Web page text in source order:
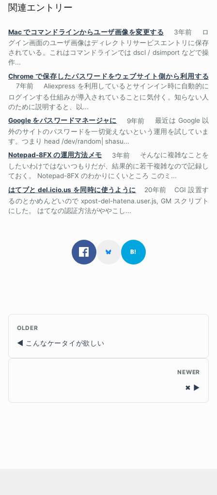
関連エントリー
Mac でコマンドラインからユーザ画像を変更する 3年前
ロ
グイン画面のユーザ画像はディレクトリサービスエントリに保存
されている。これはコマンドラインでは dscl / dsimport などで操
作...
Chrome で保存したパスワードをウェブサイト側から利用する
7年前
Aliexpress を利用しているとサインイン時に自動的に
ログインする仕組みが導入されていることに気付く。知らない人
のために説明すると、以...
Google をパスワードマネージャに
9年前
最近は Google 以
外のサイトのパスワードを一切覚えないという運用を試していま
す。つまり head /dev/random| shasu...
Notepad-8FX の運用方法メモ
3年前
そんなに複雑なことを
したいわけではないつもりだが、結果的に若干複雑なので記録し
ておく。 Notepad-8FX のわかりにくいところ このミ...
はてブと del.icio.us を同時に使うように
20年前
CGI 設置す
るのとかめんどいので xpost-del-hatena.user.js, GM スクリプト
にした。 はてなの認証方法がややこし...
OLDER
こんなケータイが欲しい
NEWER
✖